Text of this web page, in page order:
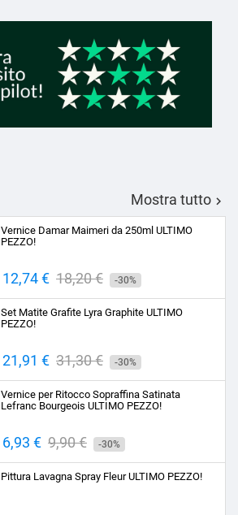
Mostra tutto 
Vernice Damar Maimeri da 250ml ULTIMO
PEZZO!
Prezzo
12,74 € Prezzo
base
18,20 € -30%
Set Matite Grafite Lyra Graphite ULTIMO
PEZZO!
Prezzo
21,91 € Prezzo
base
31,30 € -30%
Vernice per Ritocco Sopraffina Satinata
Lefranc Bourgeois ULTIMO PEZZO!
Prezzo
6,93 € Prezzo
base
9,90 € -30%
Pittura Lavagna Spray Fleur ULTIMO PEZZO!